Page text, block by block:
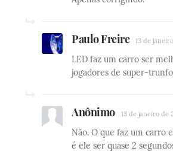
Paulo Freire 13 de
LED faz um carro ser
jogadores de super-
Anônimo 13 de janeiro de
Não. O que faz um carro
é ele ser quase 2